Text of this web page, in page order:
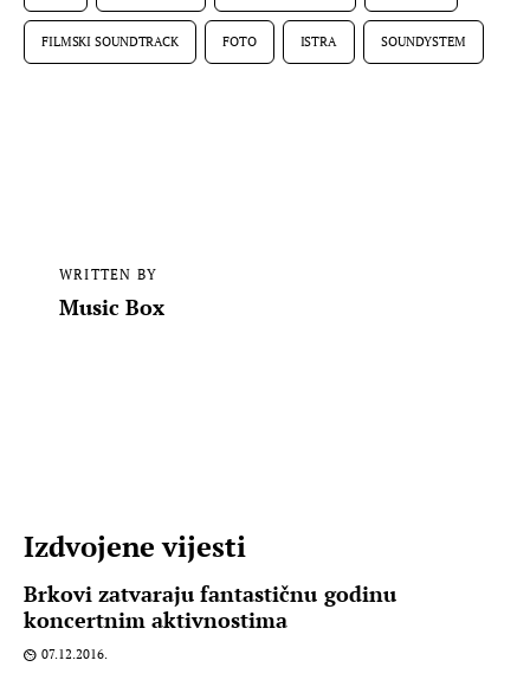
FILMSKI SOUNDTRACK FOTO ISTRA SOUNDYSTEM
WRITTEN BY
Music Box
Izdvojene vijesti
Brkovi zatvaraju fantastičnu godinu
koncertnim aktivnostima
07.12.2016.